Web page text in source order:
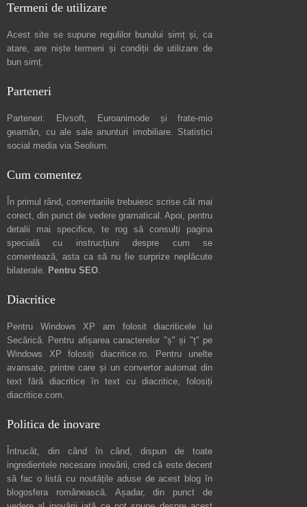
Termeni de utilizare
Acest site se supune regulilor bunului simț și, ca
atare, are niștetermeni și condiții de utilizare de
bun simț.
Parteneri
Parteneri: Elvsoft, Euroanimode și frate-mio
geamăn, cu ale sale anunturi imobiliare. Statistici
social media via Seolium.
Cum comentez
În primul rând, comentariile trebuiesc scrise cât mai
corect, din punct de vedere gramatical. Apoi, pentru
detalii mai specifice, te rog să consulți pagina
specială cu instrucțiuni despre cum se
comentează, asta ca să nu fie surprize neplăcute
bilaterale. Pentru SEO.
Diacritice
Pentru Windows XP am folosit diacriticele lui
Secărică. Pentru afișarea caracterelor "ș" și "ț" pe
Windows XP folosiți diacritice.ro. Pentru unelte
avansate, printre care și un convertor automat din
text fără diacritice în text cu diacritice, folosiți
diacritice.com.
Politica de inovare
Întrucât, din când în când, dispun de toate
ingredientele necesare inovării, cred că este decent
să fac o listă cu noutățile aduse de acest blog în
blogosfera românească. Așadar, din punct de